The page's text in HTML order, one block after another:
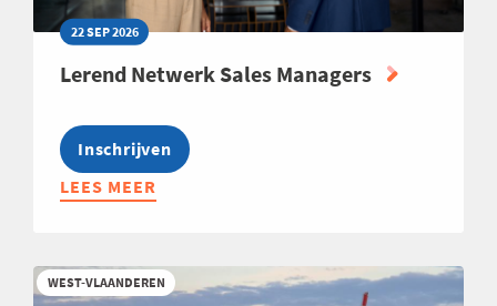
22 SEP 2026
Lerend Netwerk Sales Managers
Inschrijven
LEES MEER
ABOUT
SALES
MANAGERS
WEST-VLAANDEREN